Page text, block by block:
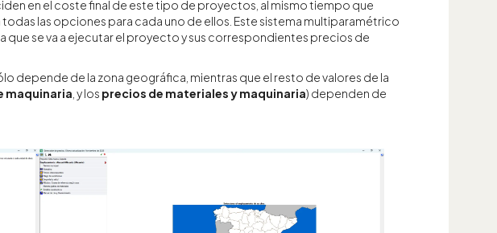
en el coste final de este tipo de proyectos, al mismo tiempo que
las opciones para cada uno de ellos. Este sistema multiparamétrico
que se va a ejecutar el proyecto y sus correspondientes precios de
depende de la zona geográfica, mientras que el resto de valores de la
maquinaria , y los precios de materiales y maquinaria) dependen de